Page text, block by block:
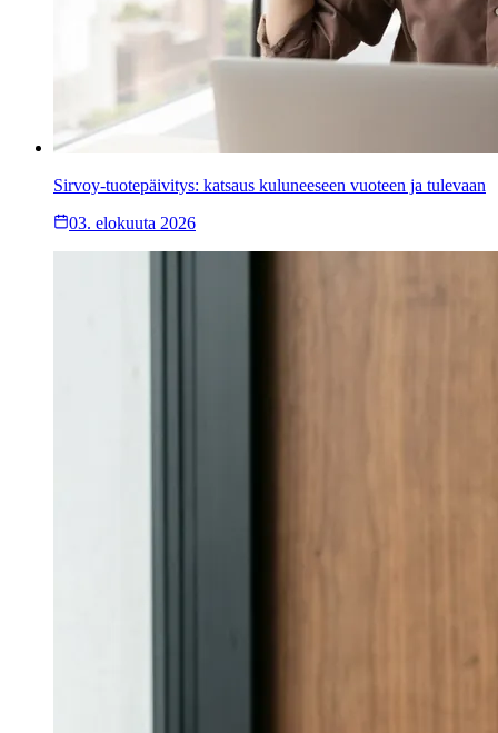
Sirvoy-tuotepäivitys: katsaus kuluneeseen vuoteen ja tulevaan
03. elokuuta 2026